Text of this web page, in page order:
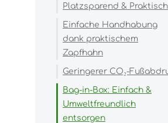
Platzsparend & Praktisch
Einfache Handhabung
dank praktischem
Zapfhahn
Geringerer CO₂-
Bag-in-Box: Einfach &
Umweltfreundlich
entsorgen